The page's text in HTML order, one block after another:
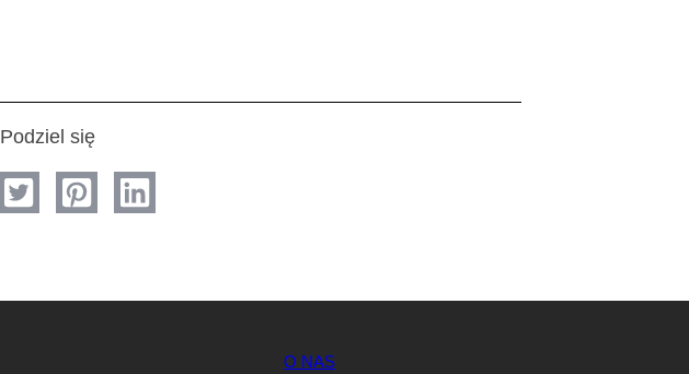
Podziel się
O NAS